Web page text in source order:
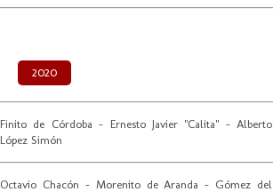
2020
Finito de Córdoba - Ernesto Javier "Calita" - Alberto
López Simón
Octavio Chacón - Morenito de Aranda - Gómez del